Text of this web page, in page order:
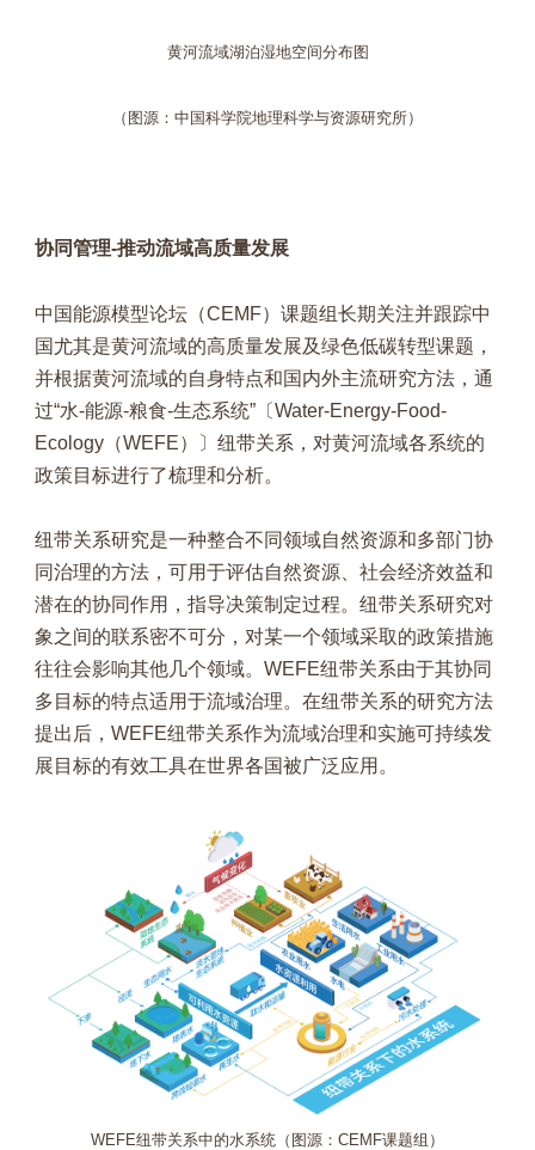
黄河流域湖泊湿地空间分布图
（图源：中国科学院地理科学与资源研究所）
协同管理-推动流域高质量发展
中国能源模型论坛（CEMF）课题组长期关注并跟踪中
国尤其是黄河流域的高质量发展及绿色低碳转型课题，
并根据黄河流域的自身特点和国内外主流研究方法，通
过“水-能源-粮食-生态系统”〔Water-Energy-Food-
Ecology（WEFE）〕纽带关系，对黄河流域各系统的
政策目标进行了梳理和分析。
纽带关系研究是一种整合不同领域自然资源和多部门协
同治理的方法，可用于评估自然资源、社会经济效益和
潜在的协同作用，指导决策制定过程。纽带关系研究对
象之间的联系密不可分，对某一个领域采取的政策措施
往往会影响其他几个领域。WEFE纽带关系由于其协同
多目标的特点适用于流域治理。在纽带关系的研究方法
提出后，WEFE纽带关系作为流域治理和实施可持续发
展目标的有效工具在世界各国被广泛应用。
WEFE纽带关系中的水系统（图源：CEMF课题组）